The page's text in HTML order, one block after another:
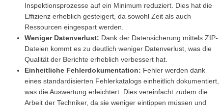
Inspektionsprozesse auf ein Minimum reduziert. Dies hat die
Effizienz erheblich gesteigert, da sowohl Zeit als auch
Ressourcen eingespart werden.
Weniger Datenverlust: Dank der Datensicherung mittels ZIP-
Dateien kommt es zu deutlich weniger Datenverlust, was die
Qualität der Berichte erheblich verbessert hat.
Einheitliche Fehlerdokumentation: Fehler werden dank
eines standardisierten Fehlerkatalogs einheitlich dokumentiert,
was die Auswertung erleichtert. Dies vereinfacht zudem die
Arbeit der Techniker, da sie weniger eintippen müssen und